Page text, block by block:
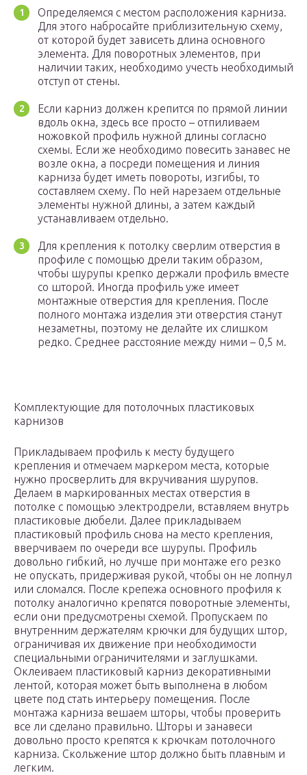
Определяемся с местом расположения карниза.
Для этого набросайте приблизительную схему,
от которой будет зависеть длина основного
элемента. Для поворотных элементов, при
наличии таких, необходимо учесть необходимый
отступ от стены.
Если карниз должен крепится по прямой линии
вдоль окна, здесь все просто – отпиливаем
ножовкой профиль нужной длины согласно
схемы. Если же необходимо повесить занавес не
возле окна, а посреди помещения и линия
карниза будет иметь повороты, изгибы, то
составляем схему. По ней нарезаем отдельные
элементы нужной длины, а затем каждый
устанавливаем отдельно.
Для крепления к потолку сверлим отверстия в
профиле с помощью дрели таким образом,
чтобы шурупы крепко держали профиль вместе
со шторой. Иногда профиль уже имеет
монтажные отверстия для крепления. После
полного монтажа изделия эти отверстия станут
незаметны, поэтому не делайте их слишком
редко. Среднее расстояние между ними – 0,5 м.
Комплектующие для потолочных пластиковых
карнизов
Прикладываем профиль к месту будущего
крепления и отмечаем маркером места, которые
нужно просверлить для вкручивания шурупов.
Делаем в маркированных местах отверстия в
потолке с помощью электродрели, вставляем внутрь
пластиковые дюбели. Далее прикладываем
пластиковый профиль снова на место крепления,
вверчиваем по очереди все шурупы. Профиль
довольно гибкий, но лучше при монтаже его резко
не опускать, придерживая рукой, чтобы он не лопнул
или сломался. После крепежа основного профиля к
потолку аналогично крепятся поворотные элементы,
если они предусмотрены схемой. Пропускаем по
внутренним держателям крючки для будущих штор,
ограничивая их движение при необходимости
специальными ограничителями и заглушками.
Оклеиваем пластиковый карниз декоративными
лентой, которая может быть выполнена в любом
цвете под стать интерьеру помещения. После
монтажа карниза вешаем шторы, чтобы проверить
все ли сделано правильно. Шторы и занавеси
довольно просто крепятся к крючкам потолочного
карниза. Скольжение штор должно быть плавным и
легким.